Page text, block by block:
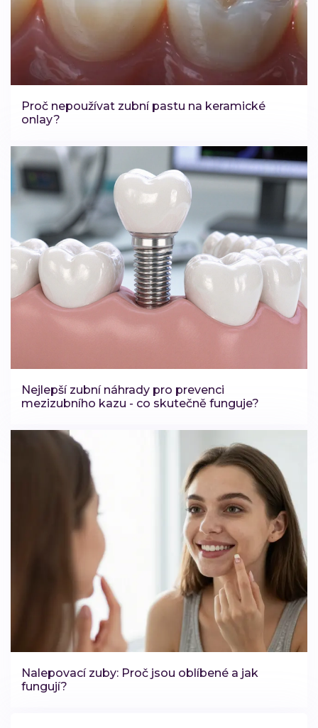
Proč nepoužívat zubní pastu na keramické
onlay?
Nejlepší zubní náhrady pro prevenci
mezizubního kazu - co skutečně funguje?
Nalepovací zuby: Proč jsou oblíbené a jak
fungují?